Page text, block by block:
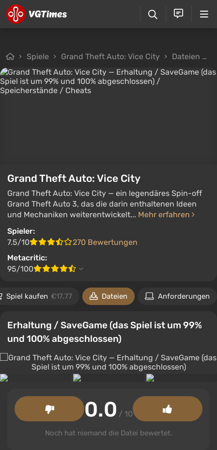
Spiele Grand Theft Auto: Vice City Dateien
Grand Theft Auto: Vice City
Grand Theft Auto: Vice City — ein legendäres Spin-off
Grand Theft Auto 3, das die darin enthaltenen Ideen
und Mechaniken weiterentwickelt... Mehr erfahren
Spieler:
7.5/10
270 Bewertungen
Metacritic:
95/100
Spiel kaufen €17.77 Dateien Anforderungen
Erhaltung / SaveGame (das Spiel ist um 99%
und 100% abgeschlossen)
0.0 / 10
Noch hat niemand die Datei bewertet.